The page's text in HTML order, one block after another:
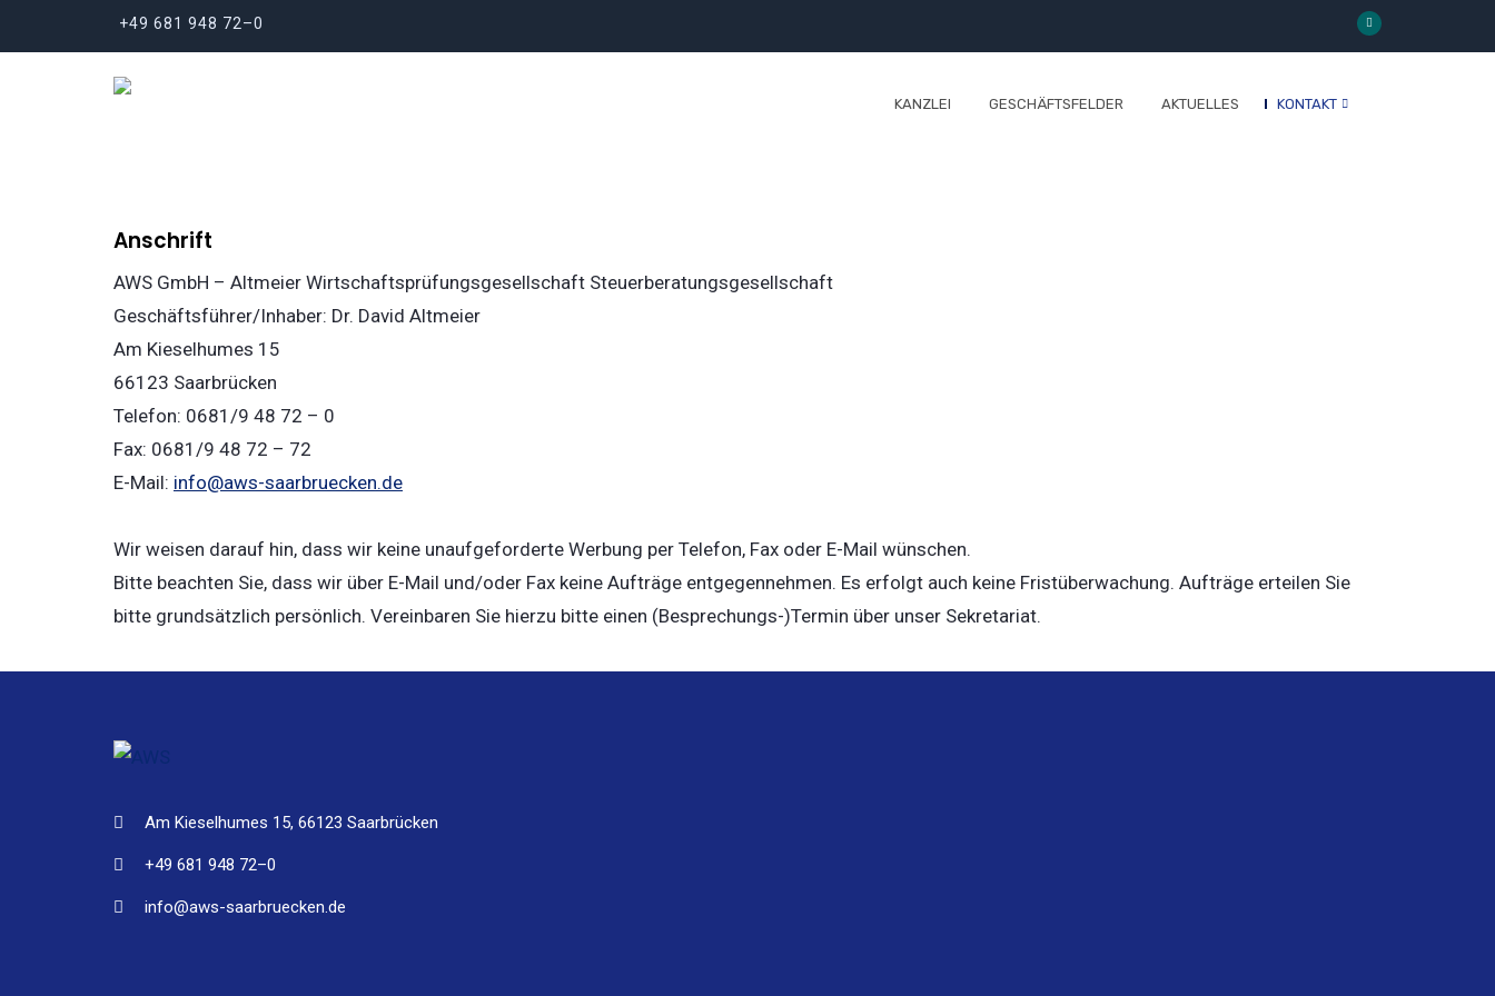
+49 681 948 72–0
KANZLEI GESCHÄFTSFELDER AKTUELLES KONTAKT
Anschrift
AWS GmbH – Altmeier Wirtschaftsprüfungsgesellschaft Steuerberatungsgesellschaft
Geschäftsführer/Inhaber: Dr. David Altmeier
Am Kieselhumes 15
66123 Saarbrücken
Telefon: 0681/9 48 72 – 0
Fax: 0681/9 48 72 – 72
E-Mail: info@aws-saarbruecken.de
Wir weisen darauf hin, dass wir keine unaufgeforderte Werbung per Telefon, Fax oder E-Mail wünschen.
Bitte beachten Sie, dass wir über E-Mail und/oder Fax keine Aufträge entgegennehmen. Es erfolgt auch keine Fristüberwachung. Aufträge erteilen Sie
bitte grundsätzlich persönlich. Vereinbaren Sie hierzu bitte einen (Besprechungs-)Termin über unser Sekretariat.
Am Kieselhumes 15, 66123 Saarbrücken
+49 681 948 72–0
info@aws-saarbruecken.de